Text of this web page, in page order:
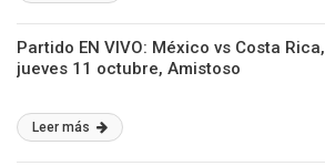
Partido EN VIVO: México vs Costa Rica,
jueves 11 octubre, Amistoso
Leer más